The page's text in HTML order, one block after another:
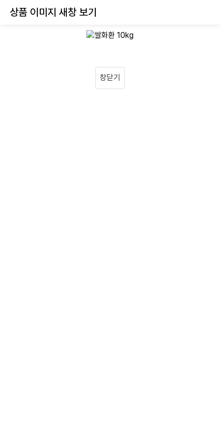
상품 이미지 새창 보기
창닫기